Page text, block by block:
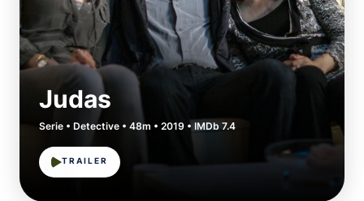
Judas
Serie • Detective • 48m • 2019 • IMDb 7.4
TRAILER